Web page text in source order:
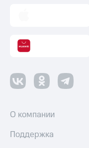
О компании
Поддержка